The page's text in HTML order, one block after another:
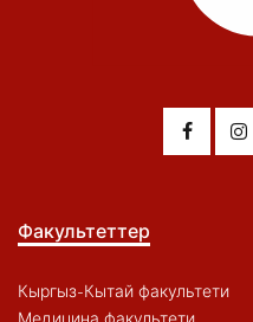
Факультеттер
Кыргыз-Кытай факультети